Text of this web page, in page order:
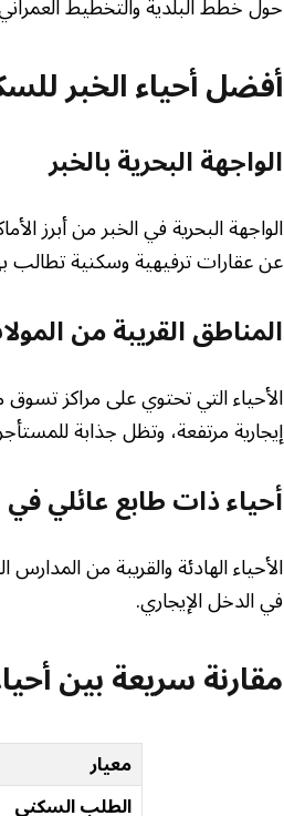
أفضل أحياء الخبر
الواجهة البحرية بالخبر
الواجهة البحرية في الخبر من أبرز
عن عقارات ترفيهية وسكنية تطالب
المناطق القريبة من
الأحياء التي تحتوي على مراكز
إيجارية مرتفعة، وتظل جذابة
أحياء ذات طابع عائلي في
الأحياء الهادئة والقريبة من
في الدخل الإيجاري.
مقارنة سريعة بين
معيار
الطلب السكني